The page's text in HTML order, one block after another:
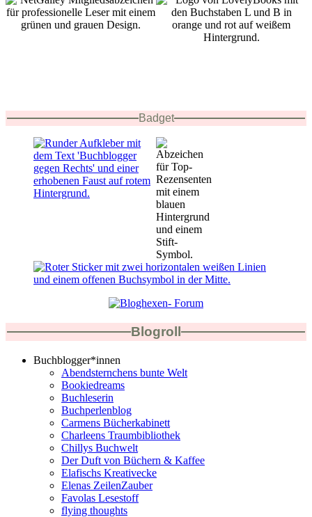
Badget
Blogroll
Buchblogger*innen
Abendsternchens bunte Welt
Bookiedreams
Buchleserin
Buchperlenblog
Carmens Bücherkabinett
Charleens Traumbibliothek
Chillys Buchwelt
Der Duft von Büchern & Kaffee
Elafischs Kreativecke
Elenas ZeilenZauber
Favolas Lesestoff
flying thoughts